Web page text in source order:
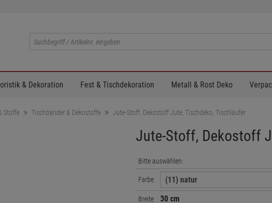
& Dekoration Fest & Tischdekoration Metall & Rost Deko
Stoffe Tischbänder & Dekostoffe Jute-Stoff, Dekostoff Jute, Tischdeko, Tischläufer
Jute-Stoff, Dekostoff
Bitte auswählen:
Farbe
Breite 30 cm